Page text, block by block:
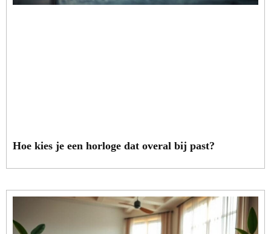
Hoe kies je een horloge dat overal bij past?